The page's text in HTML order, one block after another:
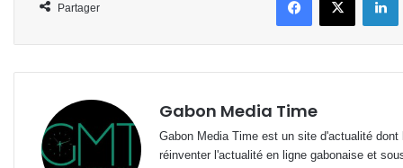
Partager
Gabon Media Time
Gabon Media Time est un site d'actualité
réinventer l'actualité en ligne gabonaise et